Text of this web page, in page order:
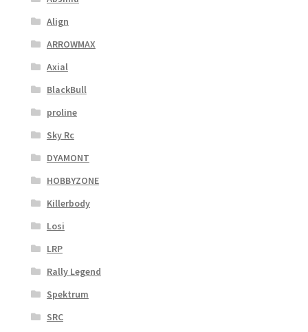
Align
ARROWMAX
Axial
BlackBull
proline
Sky Rc
DYAMONT
HOBBYZONE
Killerbody
Losi
LRP
Rally Legend
Spektrum
SRC